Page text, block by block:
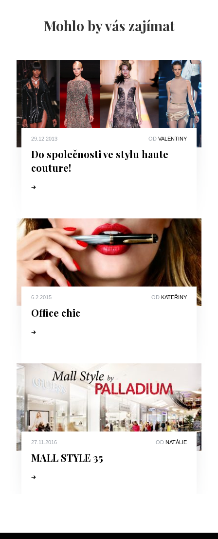
Mohlo by vás zajímat
29.12.2013 OD VALENTINY
Do společnosti ve stylu haute
couture!
6.2.2015 OD KATEŘINY
Office chic
27.11.2016 OD NATÁLIE
MALL STYLE 35